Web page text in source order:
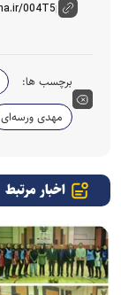
برچسب ها:
مهدی ورسه‌ای
اخبار مرتبط